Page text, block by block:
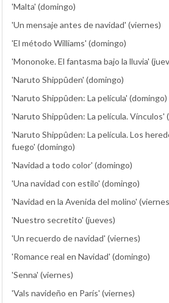
'Malta' (domingo)
'Un mensaje antes de navidad' (viernes)
'El método Williams' (domingo)
'Mononoke. El fantasma bajo la lluvia'
'Naruto Shippûden' (domingo)
'Naruto Shippûden: La película' (domingo)
'Naruto Shippûden: La película. Vínculos'
'Naruto Shippûden: La película. Los
fuego' (domingo)
'Navidad a todo color' (domingo)
'Una navidad con estilo' (domingo)
'Navidad en la Avenida del molino'
'Nuestro secretito' (jueves)
'Un recuerdo de navidad' (viernes)
'Romance real en Navidad' (domingo)
'Senna' (viernes)
'Vals navideño en París' (viernes)